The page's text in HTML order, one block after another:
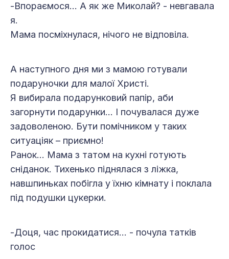
-Впораємося… А як же Миколай? - невгавала
я.
Мама посміхнулася, нічого не відповіла.
А наступного дня ми з мамою готували
подаруночки для малої Христі.
Я вибирала подарунковий папір, аби
загорнути подарунки… І почувалася дуже
задоволеною. Бути помічником у таких
ситуаціяк – приємно!
Ранок… Мама з татом на кухні готують
сніданок. Тихенько піднялася з ліжка,
навшпиньках побігла у їхню кімнату і поклала
під подушки цукерки.
-Доця, час прокидатися… - почула татків
голос